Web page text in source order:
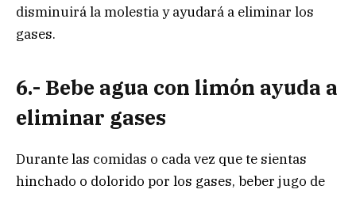
disminuirá la molestia y ayudará a eliminar los
gases.
6.- Bebe agua con limón ayuda a
eliminar gases
Durante las comidas o cada vez que te sientas
hinchado o dolorido por los gases, beber jugo de